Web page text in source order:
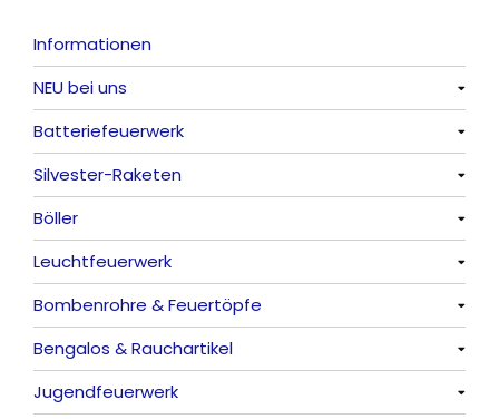
Informationen
NEU bei uns
Alle anzeigen
Batteriefeuerwerk
Alle anzeigen
Silvester-Raketen
Alle anzeigen
Böller
Alle anzeigen
China-Böller
Knaller / Kanonenschläge
Reibkopfknaller
Leuchtfeuerwerk
Alle anzeigen
Vulkane
Fontänen
Bombenrohre & Feuertöpfe
Alle anzeigen
Mit Rumms
Bengalos & Rauchartikel
Alle anzeigen
Jugendfeuerwerk